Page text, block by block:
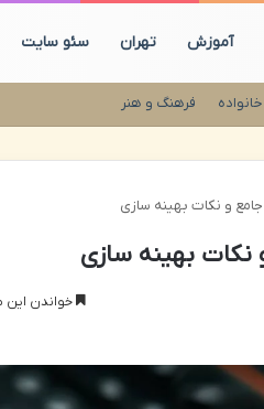
آموزش تهران سئو سایت
خانواده فرهنگ و هنر
خواندن این مطلب 16